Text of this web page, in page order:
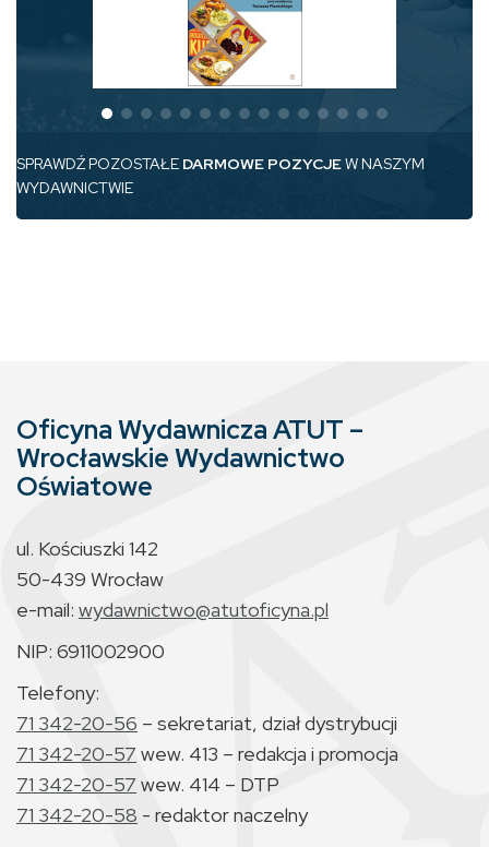
SPRAWDŹ POZOSTAŁE DARMOWE POZYCJEW NASZYM
WYDAWNICTWIE
Oficyna Wydawnicza ATUT –
Wrocławskie Wydawnictwo
Oświatowe
ul. Kościuszki 142
50-439 Wrocław
e-mail: wydawnictwo@atutoficyna.pl
NIP: 6911002900
Telefony:
71 342-20-56 – sekretariat, dział dystrybucji
71 342-20-57 wew. 413 – redakcja i promocja
71 342-20-57 wew. 414 – DTP
71 342-20-58 - redaktor naczelny